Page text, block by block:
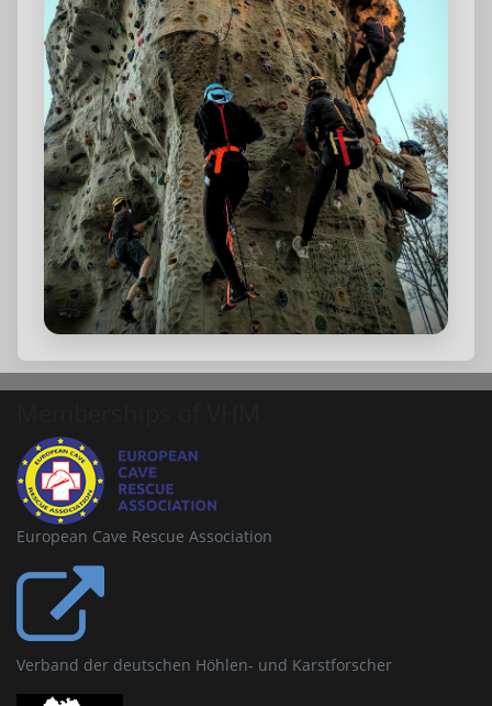
European Cave Rescue Association
Verband der deutschen Höhlen- und Karstforscher